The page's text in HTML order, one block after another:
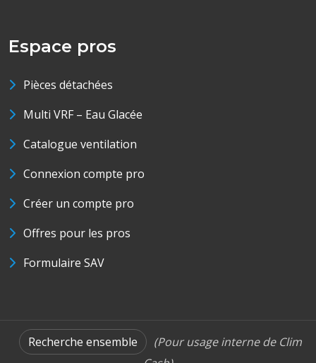
Espace pros
Pièces détachées
Multi VRF – Eau Glacée
Catalogue ventilation
Connexion compte pro
Créer un compte pro
Offres pour les pros
Formulaire SAV
Recherche ensemble
(Pour usage interne de Clim